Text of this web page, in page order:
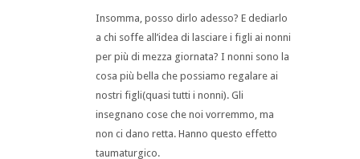
Insomma, posso dirlo adesso? E dediarlo
a chi soffe all’idea di lasciare i figli ai nonni
per più di mezza giornata? I nonni sono la
cosa più bella che possiamo regalare ai
nostri figli(quasi tutti i nonni). Gli
insegnano cose che noi vorremmo, ma
non ci dano retta. Hanno questo effetto
taumaturgico.